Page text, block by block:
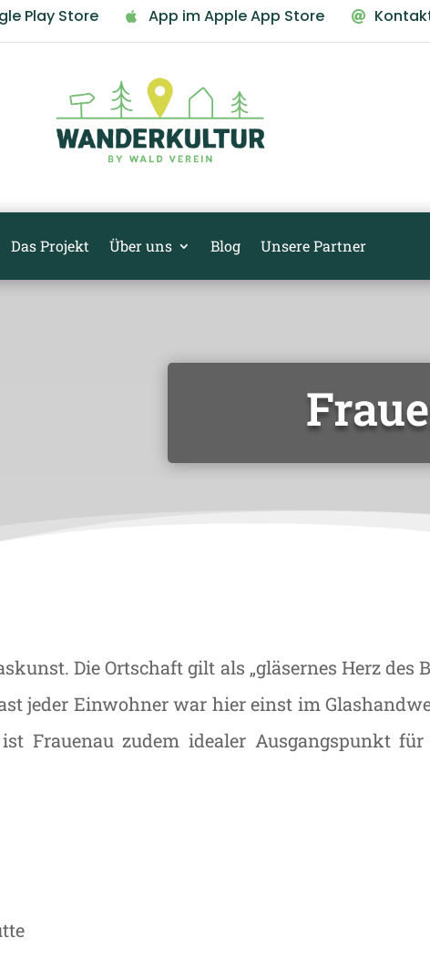
Play Store  App im Apple App Store 
Das Projekt Über uns Blog Unsere Partner
Die Ortschaft gilt als „gläsernes Herz des
jeder Einwohner war hier einst im
Frauenau zudem idealer Ausgangspunkt